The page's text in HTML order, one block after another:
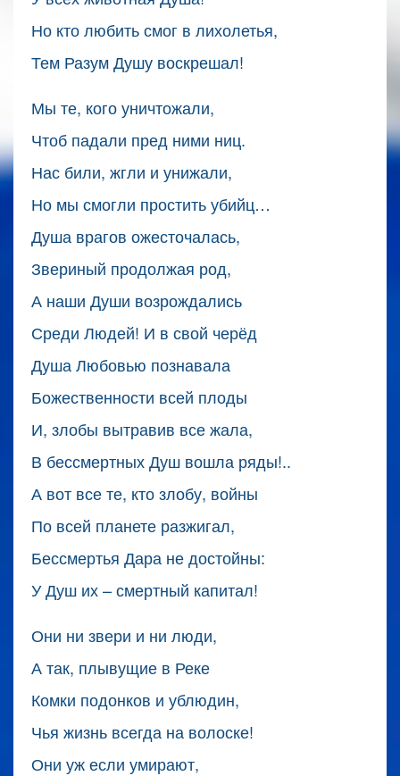
Но кто любить смог в лихолетья,
Тем Разум Душу воскрешал!
Мы те, кого уничтожали,
Чтоб падали пред ними ниц.
Нас били, жгли и унижали,
Но мы смогли простить убийц…
Душа врагов ожесточалась,
Звериный продолжая род,
А наши Души возрождались
Среди Людей! И в свой черёд
Душа Любовью познавала
Божественности всей плоды
И, злобы вытравив все жала,
В бессмертных Душ вошла ряды!..
А вот все те, кто злобу, войны
По всей планете разжигал,
Бессмертья Дара не достойны:
У Душ их – смертный капитал!
Они ни звери и ни люди,
А так, плывущие в Реке
Комки подонков и ублюдин,
Чья жизнь всегда на волоске!
Они уж если умирают,